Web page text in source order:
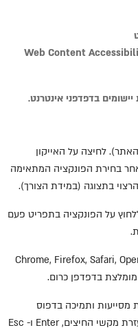
Web Content
יישומים בדפדפני אינטרנט.
לחיצה על האייקון
בחירת הפונקציה המתאימה
בתצוגה (במידת הצורך).
על הפונקציה בתפריט פעם
Chrome, Firefox, Safari,
בדפדפן כרום.
מסייעות ותמיכה בדפוס
מקשי החיצים,Enter ו- Esc